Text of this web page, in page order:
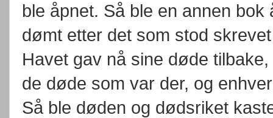
ble åpnet. Så ble en annen
dømt etter det som stod
Havet gav nå sine døde
de døde som var der, og
Så ble døden og dødsriket